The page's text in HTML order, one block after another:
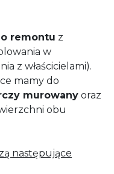
remontu z
w
z właścicielami).
mamy do
murowany oraz
obu
następujące